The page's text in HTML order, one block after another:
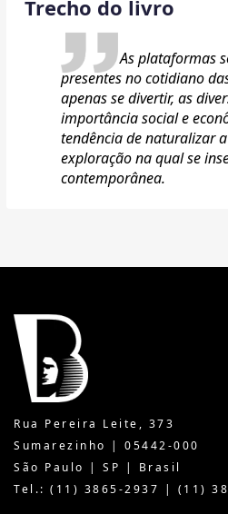
Trecho do livro
As plataformas
presentes no cotidiano
apenas se divertir, as
importância social e
tendência de naturalizar
exploração na qual se
contemporânea.
Rua Pereira Leite, 373
Sumarezinho | 05442-000
São Paulo | SP | Brasil
Tel.: (11) 3865-2937 | (11)